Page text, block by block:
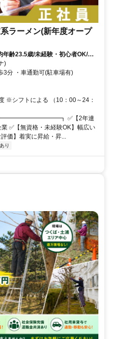
ラーメン(新年度オープ
年齢23.5歳/未経験・初心者OK/他
)
徒歩3分 ・車通勤可(駐車場有)
※シフトによる （10：00～24：
⭐️━━━━━━━━━━┓ ✅️【2年連
✅️【無資格・未経験OK】幅広い
価】着実に昇給・昇...
り